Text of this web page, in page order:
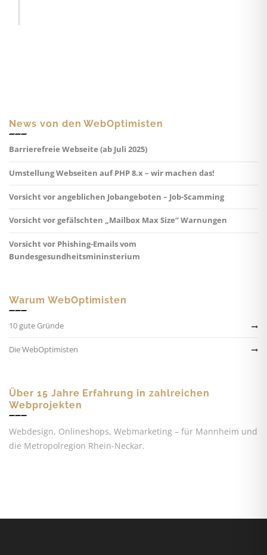
News von den WebOptimisten
Barrierefreie Webseite (ab Juli 2025)
Umstellung Webseiten auf PHP 8.x – wir machen das!
Vorsicht vor angeblichen Jobangeboten – Job-Scamming
Vorsicht vor gefälschten „Mailbox Max Size“ Warnungen
Vorsicht vor Phishing-Emails vom
Bundesgesundheitsmininsterium
Warum WebOptimisten
10 gute Gründe
Die WebOptimisten
Über 15 Jahre Erfahrung in zahlreichen
Webprojekten
Webdesign, Onlineshops, Webmarketing – für Mannheim und
die Metropolregion Rhein-Neckar.